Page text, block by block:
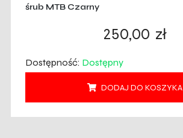
śrub MTB Czarny
250,00 zł
Dostępność: Dostępny
DODAJ DO KOSZYKA